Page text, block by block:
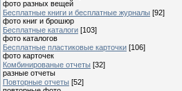
фото разных вещей
Бесплатные книги и бесплатные журналы [92]
фото книг и брошюр
Бесплатные каталоги [103]
фото каталогов
Бесплатные пластиковые карточки [106]
фото карточек
Комбинированые отчеты [32]
разные отчеты
Повторные отчеты [52]